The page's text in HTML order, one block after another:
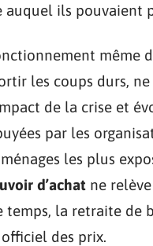
auquel ils pouvaient
même
les coups durs,
de la crise et
par les
les plus
d’achat ne
la retraite de
des prix.